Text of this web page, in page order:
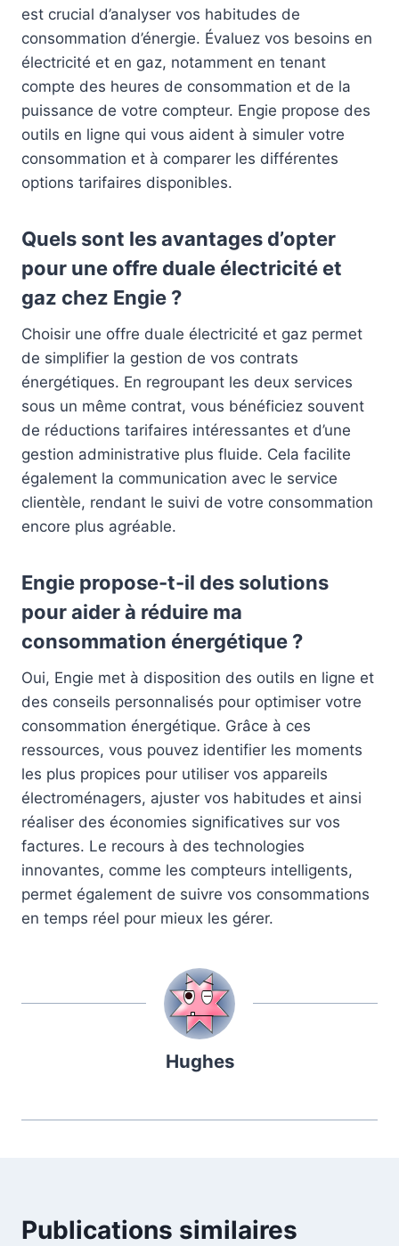
est crucial d’analyser vos habitudes de
consommation d’énergie. Évaluez vos besoins en
électricité et en gaz, notamment en tenant
compte des heures de consommation et de la
puissance de votre compteur. Engie propose des
outils en ligne qui vous aident à simuler votre
consommation et à comparer les différentes
options tarifaires disponibles.
Quels sont les avantages d’opter
pour une offre duale électricité et
gaz chez Engie ?
Choisir une offre duale électricité et gaz permet
de simplifier la gestion de vos contrats
énergétiques. En regroupant les deux services
sous un même contrat, vous bénéficiez souvent
de réductions tarifaires intéressantes et d’une
gestion administrative plus fluide. Cela facilite
également la communication avec le service
clientèle, rendant le suivi de votre consommation
encore plus agréable.
Engie propose-t-il des solutions
pour aider à réduire ma
consommation énergétique ?
Oui, Engie met à disposition des outils en ligne et
des conseils personnalisés pour optimiser votre
consommation énergétique. Grâce à ces
ressources, vous pouvez identifier les moments
les plus propices pour utiliser vos appareils
électroménagers, ajuster vos habitudes et ainsi
réaliser des économies significatives sur vos
factures. Le recours à des technologies
innovantes, comme les compteurs intelligents,
permet également de suivre vos consommations
en temps réel pour mieux les gérer.
Hughes
Publications similaires